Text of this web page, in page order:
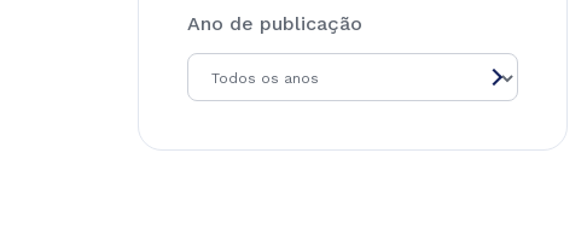
Ano de publicação